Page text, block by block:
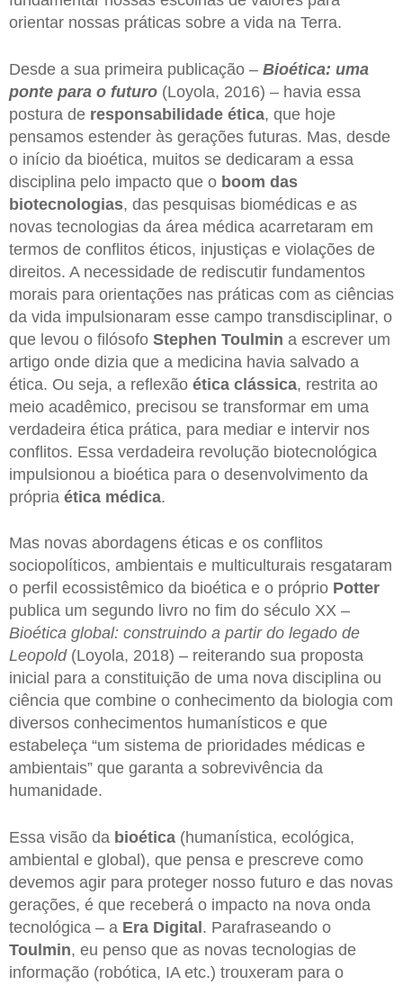
orientar nossas práticas sobre a vida na Terra.
Desde a sua primeira publicação – Bioética: uma
ponte para o futuro (Loyola, 2016) – havia essa
postura de responsabilidade ética, que hoje
pensamos estender às gerações futuras. Mas, desde
o início da bioética, muitos se dedicaram a essa
disciplina pelo impacto que o boom das
biotecnologias, das pesquisas biomédicas e as
novas tecnologias da área médica acarretaram em
termos de conflitos éticos, injustiças e violações de
direitos. A necessidade de rediscutir fundamentos
morais para orientações nas práticas com as ciências
da vida impulsionaram esse campo transdisciplinar, o
que levou o filósofo Stephen Toulmin a escrever um
artigo onde dizia que a medicina havia salvado a
ética. Ou seja, a reflexão ética clássica, restrita ao
meio acadêmico, precisou se transformar em uma
verdadeira ética prática, para mediar e intervir nos
conflitos. Essa verdadeira revolução biotecnológica
impulsionou a bioética para o desenvolvimento da
própria ética médica.
Mas novas abordagens éticas e os conflitos
sociopolíticos, ambientais e multiculturais resgataram
o perfil ecossistêmico da bioética e o próprio Potter
publica um segundo livro no fim do século XX –
Bioética global: construindo a partir do legado de
Leopold(Loyola, 2018) – reiterando sua proposta
inicial para a constituição de uma nova disciplina ou
ciência que combine o conhecimento da biologia com
diversos conhecimentos humanísticos e que
estabeleça “um sistema de prioridades médicas e
ambientais” que garanta a sobrevivência da
humanidade.
Essa visão da bioética (humanística, ecológica,
ambiental e global), que pensa e prescreve como
devemos agir para proteger nosso futuro e das novas
gerações, é que receberá o impacto na nova onda
tecnológica – a Era Digital . Parafraseando o
Toulmin, eu penso que as novas tecnologias de
informação (robótica, IA etc.) trouxeram para o